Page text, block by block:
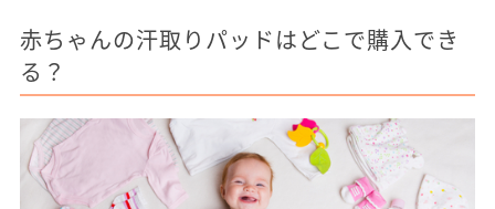
赤ちゃんの汗取りパッドはどこで購入でき
る？